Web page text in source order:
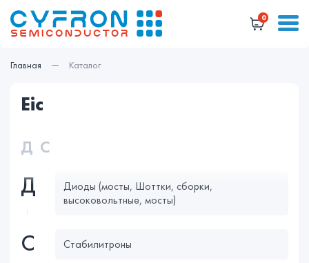
0
Главная Каталог
eic
Д С
Д
Диоды (мосты, Шоттки, сборки,
высоковольтные, мосты)
С Стабилитроны